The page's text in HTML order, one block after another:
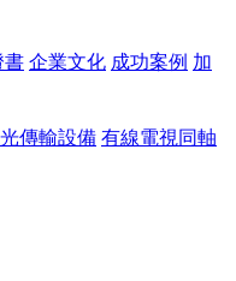
書 企業文化 成功案例 加
傳輸設備 有線電視同軸